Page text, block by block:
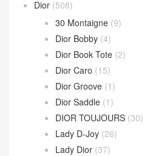
Dior (508)
30 Montaigne (9)
Dior Bobby (4)
Dior Book Tote (2)
Dior Caro (15)
Dior Groove (1)
Dior Saddle (1)
DIOR TOUJOURS (30)
Lady D-Joy (26)
Lady Dior (37)